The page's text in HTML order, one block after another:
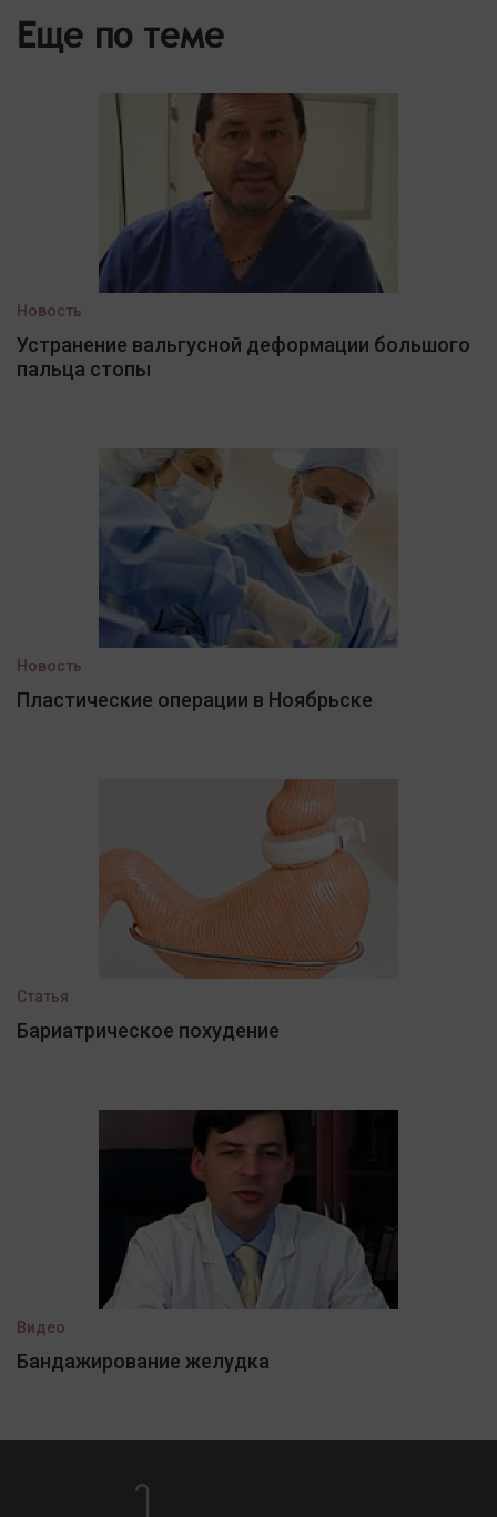
Еще по теме
Новость
Устранение вальгусной деформации большого
пальца стопы
Новость
Пластические операции в Ноябрьске
Статья
Бариатрическое похудение
Видео
Бандажирование желудка